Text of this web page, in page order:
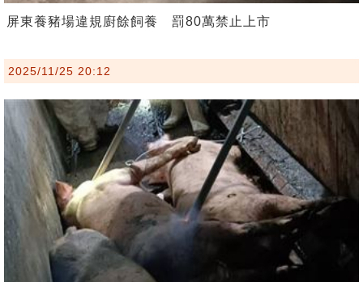
屏東養豬場違規廚餘飼養 罰80萬禁止上市
2025/11/25 20:12